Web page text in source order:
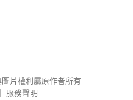
片權利屬原作者所有
服務聲明